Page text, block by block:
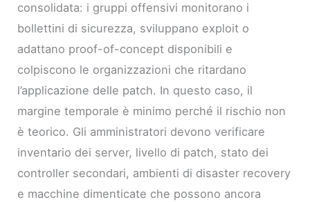
consolidata: i gruppi offensivi monitorano i
bollettini di sicurezza, sviluppano exploit o
adattano proof-of-concept disponibili e
colpiscono le organizzazioni che ritardano
l’applicazione delle patch. In questo caso, il
margine temporale è minimo perché il rischio non
è teorico. Gli amministratori devono verificare
inventario dei server, livello di patch, stato dei
controller secondari, ambienti di disaster recovery
e macchine dimenticate che possono ancora